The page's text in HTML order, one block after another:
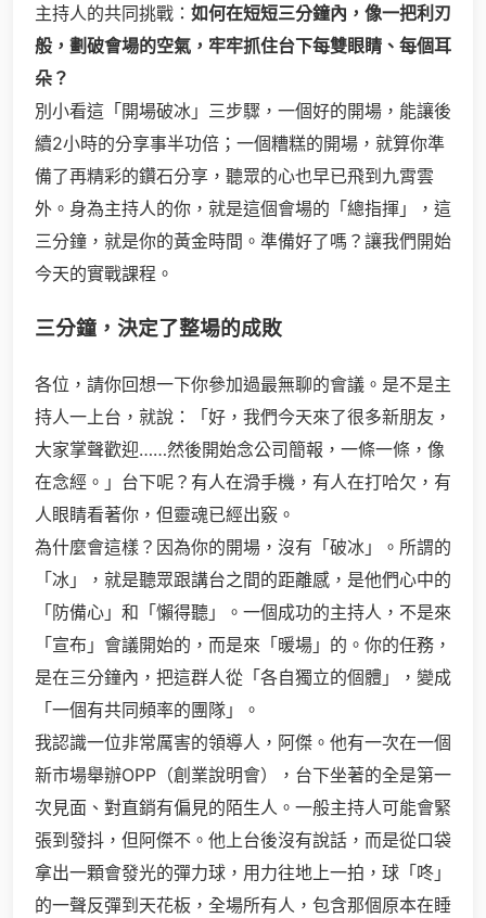
主持人的共同挑戰： 如何在短短三分鐘內，像一把利刃
般，劃破會場的空氣，牢牢抓住台下每雙眼睛、每個耳
朵？
別小看這「開場破冰」三步驟，一個好的開場，能讓後
續2小時的分享事半功倍；一個糟糕的開場，就算你準
備了再精彩的鑽石分享，聽眾的心也早已飛到九霄雲
外。身為主持人的你，就是這個會場的「總指揮」，這
三分鐘，就是你的黃金時間。準備好了嗎？讓我們開始
今天的實戰課程。
三分鐘，決定了整場的成敗
各位，請你回想一下你參加過最無聊的會議。是不是主
持人一上台，就說：「好，我們今天來了很多新朋友，
大家掌聲歡迎……然後開始念公司簡報，一條一條，像
在念經。」台下呢？有人在滑手機，有人在打哈欠，有
人眼睛看著你，但靈魂已經出竅。
為什麼會這樣？因為你的開場，沒有「破冰」。所謂的
「冰」，就是聽眾跟講台之間的距離感，是他們心中的
「防備心」和「懶得聽」。一個成功的主持人，不是來
「宣布」會議開始的，而是來「暖場」的。你的任務，
是在三分鐘內，把這群人從「各自獨立的個體」，變成
「一個有共同頻率的團隊」。
我認識一位非常厲害的領導人，阿傑。他有一次在一個
新市場舉辦OPP（創業說明會），台下坐著的全是第一
次見面、對直銷有偏見的陌生人。一般主持人可能會緊
張到發抖，但阿傑不。他上台後沒有說話，而是從口袋
拿出一顆會發光的彈力球，用力往地上一拍，球「咚」
的一聲反彈到天花板，全場所有人，包含那個原本在睡